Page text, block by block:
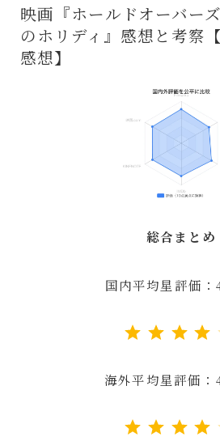
映画『ホールドオーバー
のホリディ』感想と考察
感想】
総合まとめ
国内平均星評価
海外平均星評価